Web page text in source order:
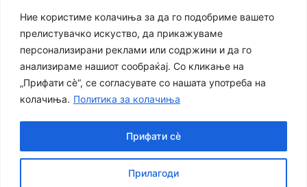
Ние користиме колачиња за да го подобриме вашето
прелистувачко искуство, да прикажуваме
персонализирани реклами или содржини и да го
анализираме нашиот сообраќај. Со кликање на
„Прифати сè“, се согласувате со нашата употреба на
колачиња. Политика за колачиња
Прилагоди
Прифати сè
за заштита на печатени медиуми